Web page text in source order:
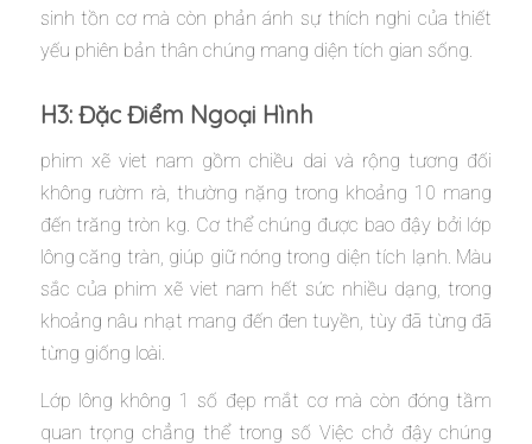
sinh tồn cơ mà còn phản ánh sự thích nghi của thiết
yếu phiên bản thân chúng mang diện tích gian sống.
H3: Đặc Điểm Ngoại Hình
phim xẽ viet nam gồm chiều dai và rộng tương đối
không rườm rà, thường nặng trong khoảng 10 mang
đến trăng tròn kg. Cơ thể chúng được bao đậy bởi lớp
lông căng tràn, giúp giữ nóng trong diện tích lạnh. Màu
sắc của phim xẽ viet nam hết sức nhiều dạng, trong
khoảng nâu nhạt mang đến đen tuyền, tùy đã từng đã
từng giống loài.
Lớp lông không 1 số đẹp mắt cơ mà còn đóng tầm
quan trọng chẳng thể trong số Việc chở đậy chúng